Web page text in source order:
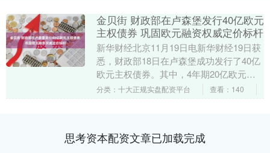
金贝街 财政部在卢森堡发行40亿欧元
主权债券 巩固欧元融资权威定价标杆
新华财经北京11月19日电新华财经19日获
悉，财政部18日在卢森堡成功发行了40亿
欧元主权债券。其中，4年期20亿欧元，
发行利率为2.401%；7年期20亿欧元....
分类：十大正规实盘配资平台 查看：140
思考资本配资文章已加载完成